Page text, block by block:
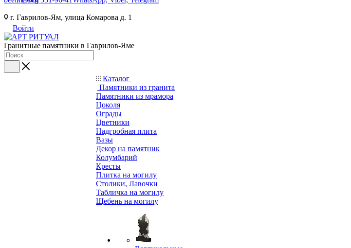
г. Гаврилов-Ям, улица Комарова д. 1
Войти
Гранитные памятники в Гаврилов-Яме
Каталог
Памятники из гранита
Памятники из мрамора
Цоколя
Ограды
Цветники
Надгробная плита
Вазы
Декор на памятник
Колумбарий
Кресты
Плитка на могилу
Столики, Лавочки
Табличка на могилу
Щебень на могилу